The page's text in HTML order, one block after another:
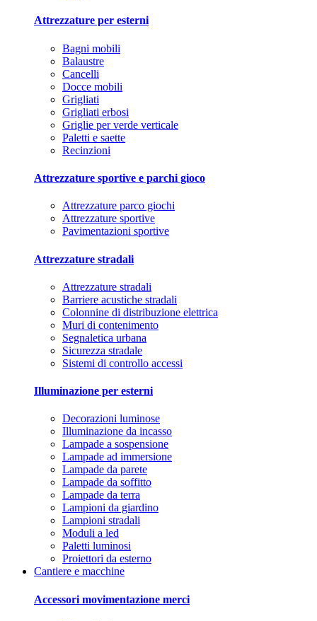
Attrezzature per esterni
Bagni mobili
Balaustre
Cancelli
Docce mobili
Grigliati
Grigliati erbosi
Griglie per verde verticale
Paletti e saette
Recinzioni
Attrezzature sportive e parchi gioco
Attrezzature parco giochi
Attrezzature sportive
Pavimentazioni sportive
Attrezzature stradali
Attrezzature stradali
Barriere acustiche stradali
Colonnine di distribuzione elettrica
Muri di contenimento
Segnaletica urbana
Sicurezza stradale
Sistemi di controllo accessi
Illuminazione per esterni
Decorazioni luminose
Illuminazione da incasso
Lampade a sospensione
Lampade ad immersione
Lampade da parete
Lampade da soffitto
Lampade da terra
Lampioni da giardino
Lampioni stradali
Moduli a led
Paletti luminosi
Proiettori da esterno
Cantiere e macchine
Accessori movimentazione merci